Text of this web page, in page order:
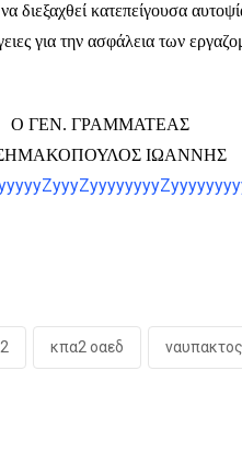
διεξαχθεί κατεπείγουσα
για την ασφάλεια των
ΙΩΑΝΝΗΣ
κπα2 οαεδ ναυπακτος